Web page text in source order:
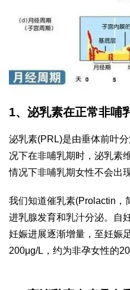
1、泌乳素在正常非哺
泌乳素(PRL)是由垂体前叶
况下在非哺乳期时，泌乳素
情况下非哺乳期女性不会出
我们知道催乳素(Prolactin，
进乳腺发育和乳汁分泌。自
妊娠进展逐渐增量，至妊娠
200μg/L，约为非孕女性的20